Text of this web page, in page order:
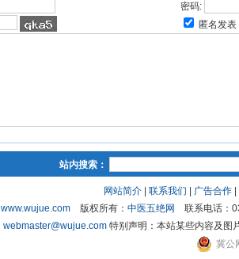
密码:
匿名发表
站内搜索：
网站简介 联系我们 广告合作
www.wujue.com版权所有： 中医五绝网
联系电话：
webmaster@wujue.com特别声明：本站某些内容及图
冀公